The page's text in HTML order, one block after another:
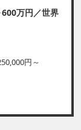
600万円／世界
円～